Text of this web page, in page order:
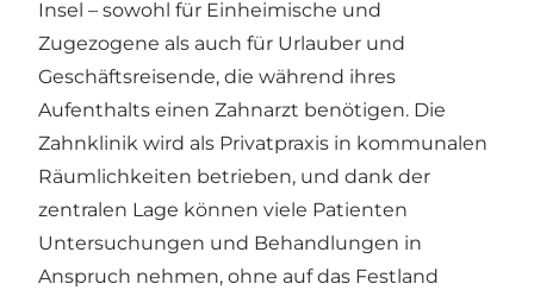
Insel – sowohl für Einheimische und
Zugezogene als auch für Urlauber und
Geschäftsreisende, die während ihres
Aufenthalts einen Zahnarzt benötigen. Die
Zahnklinik wird als Privatpraxis in kommunalen
Räumlichkeiten betrieben, und dank der
zentralen Lage können viele Patienten
Untersuchungen und Behandlungen in
Anspruch nehmen, ohne auf das Festland